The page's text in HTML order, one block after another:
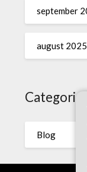
september
august 2025
Categories
Blog